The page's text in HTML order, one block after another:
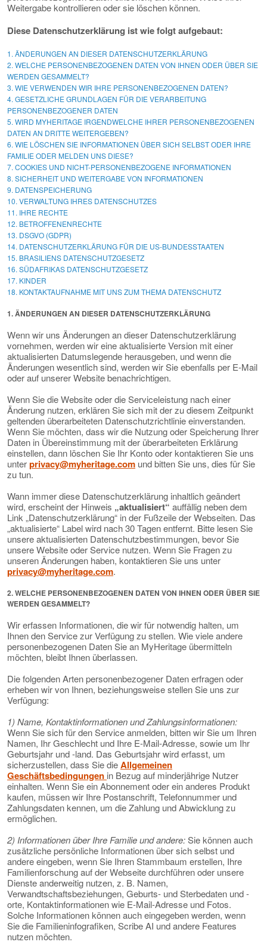
Weitergabe kontrollieren oder sie löschen können.
Diese Datenschutzerklärung ist wie folgt aufgebaut:
1. ÄNDERUNGEN AN DIESER DATENSCHUTZERKLÄRUNG
2. WELCHE PERSONENBEZOGENEN DATEN VON IHNEN ODER ÜBER SIE
WERDEN GESAMMELT?
3. WIE VERWENDEN WIR IHRE PERSONENBEZOGENEN DATEN?
4. GESETZLICHE GRUNDLAGEN FÜR DIE VERARBEITUNG
PERSONENBEZOGENER DATEN
5. WIRD MYHERITAGE IRGENDWELCHE IHRER PERSONENBEZOGENEN
DATEN AN DRITTE WEITERGEBEN?
6. WIE LÖSCHEN SIE INFORMATIONEN ÜBER SICH SELBST ODER IHRE
FAMILIE ODER MELDEN UNS DIESE?
7. COOKIES UND NICHT-PERSONENBEZOGENE INFORMATIONEN
8. SICHERHEIT UND WEITERGABE VON INFORMATIONEN
9. DATENSPEICHERUNG
10. VERWALTUNG IHRES DATENSCHUTZES
11. IHRE RECHTE
12. BETROFFENENRECHTE
13. DSGVO (GDPR)
14. DATENSCHUTZERKLÄRUNG FÜR DIE US-BUNDESSTAATEN
15. BRASILIENS DATENSCHUTZGESETZ
16. SÜDAFRIKAS DATENSCHUTZGESETZ
17. KINDER
18. KONTAKTAUFNAHME MIT UNS ZUM THEMA DATENSCHUTZ
1. ÄNDERUNGEN AN DIESER DATENSCHUTZERKLÄRUNG
Wenn wir uns Änderungen an dieser Datenschutzerklärung
vornehmen, werden wir eine aktualisierte Version mit einer
aktualisierten Datumslegende herausgeben, und wenn die
Änderungen wesentlich sind, werden wir Sie ebenfalls per E-Mail
oder auf unserer Website benachrichtigen.
Wenn Sie die Website oder die Serviceleistung nach einer
Änderung nutzen, erklären Sie sich mit der zu diesem Zeitpunkt
geltenden überarbeiteten Datenschutzrichtlinie einverstanden.
Wenn Sie möchten, dass wir die Nutzung oder Speicherung Ihrer
Daten in Übereinstimmung mit der überarbeiteten Erklärung
einstellen, dann löschen Sie Ihr Konto oder kontaktieren Sie uns
unterprivacy@myheritage.com und bitten Sie uns, dies für Sie
zu tun.
Wann immer diese Datenschutzerklärung inhaltlich geändert
wird, erscheint der Hinweis „aktualisiert“ auffällig neben dem
Link „Datenschutzerklärung“ in der Fußzeile der Webseiten. Das
„aktualisierte“ Label wird nach 30 Tagen entfernt. Bitte lesen Sie
unsere aktualisierten Datenschutzbestimmungen, bevor Sie
unsere Website oder Service nutzen. Wenn Sie Fragen zu
unseren Änderungen haben, kontaktieren Sie uns unter
privacy@myheritage.com.
2. WELCHE PERSONENBEZOGENEN DATEN VON IHNEN ODER ÜBER SIE
WERDEN GESAMMELT?
Wir erfassen Informationen, die wir für notwendig halten, um
Ihnen den Service zur Verfügung zu stellen. Wie viele andere
personenbezogenen Daten Sie an MyHeritage übermitteln
möchten, bleibt Ihnen überlassen.
Die folgenden Arten personenbezogener Daten erfragen oder
erheben wir von Ihnen, beziehungsweise stellen Sie uns zur
Verfügung:
1) Name, Kontaktinformationen und Zahlungsinformationen:
Wenn Sie sich für den Service anmelden, bitten wir Sie um Ihren
Namen, Ihr Geschlecht und Ihre E-Mail-Adresse, sowie um Ihr
Geburtsjahr und -land. Das Geburtsjahr wird erfasst, um
sicherzustellen, dass Sie dieAllgemeinen
Geschäftsbedingungen in Bezug auf minderjährige Nutzer
einhalten. Wenn Sie ein Abonnement oder ein anderes Produkt
kaufen, müssen wir Ihre Postanschrift, Telefonnummer und
Zahlungsdaten kennen, um die Zahlung und Abwicklung zu
ermöglichen.
2) Informationen über Ihre Familie und andere:Sie können auch
zusätzliche persönliche Informationen über sich selbst und
andere eingeben, wenn Sie Ihren Stammbaum erstellen, Ihre
Familienforschung auf der Webseite durchführen oder unsere
Dienste anderweitig nutzen, z. B. Namen,
Verwandtschaftsbeziehungen, Geburts- und Sterbedaten und -
orte, Kontaktinformationen wie E-Mail-Adresse und Fotos.
Solche Informationen können auch eingegeben werden, wenn
Sie die Familieninfografiken, Scribe AI und andere Features
nutzen möchten.